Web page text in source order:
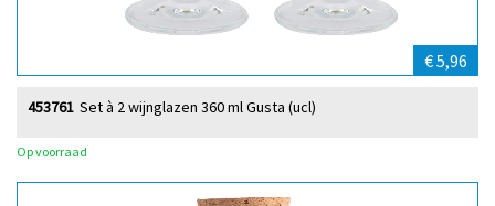
€ 5,96
Set à 2 wijnglazen 360 ml Gusta (ucl)
453761
Op voorraad